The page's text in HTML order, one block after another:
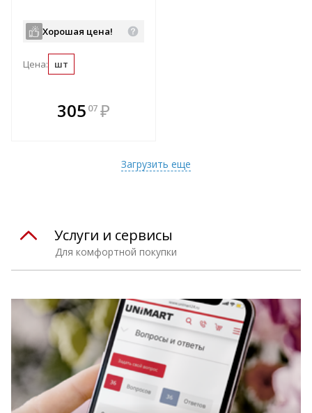
Хорошая цена!
Цена: шт
305 07 ₽
Загрузить еще
Для комфортной покупки
Услуги и сервисы